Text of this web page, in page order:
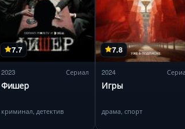
7.7
2023 Сериал
Фишер
криминал, детектив
7.8
2024
Игры
драма, спорт